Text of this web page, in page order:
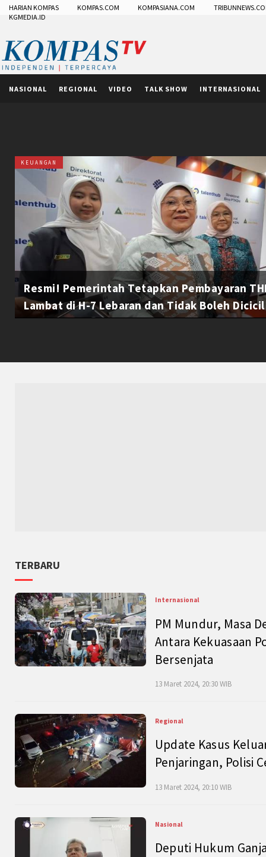
HARIAN KOMPAS KOMPAS.COM KOMPASIANA.COM
KGMEDIA.ID
NASIONAL REGIONAL VIDEO TALK SHOW INTERNASIONAL
KEUANGAN
Resmi! Pemerintah Tetapkan Pembayaran
Lambat di H-7 Lebaran dan Tidak Boleh Dicicil
TERBARU
Internasional
PM Mundur, Masa
Antara Kekuasaan
Bersenjata
13 Maret 2024, 20:30 WIB
Regional
Update Kasus
Penjaringan, Polisi
13 Maret 2024, 20:10 WIB
Nasional
Deputi Hukum